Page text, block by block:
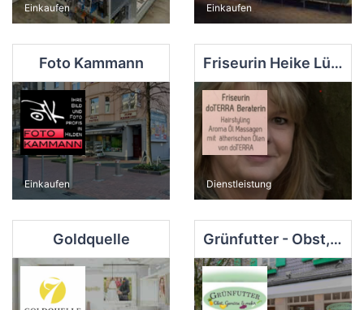
Einkaufen Einkaufen
Foto Kammann
Einkaufen
Friseurin Heike Lübke-Thran c/o Vita Balance
Dienstleistung
Goldquelle Grünfutter - Obst, Gemüse und mehr... - Hilden